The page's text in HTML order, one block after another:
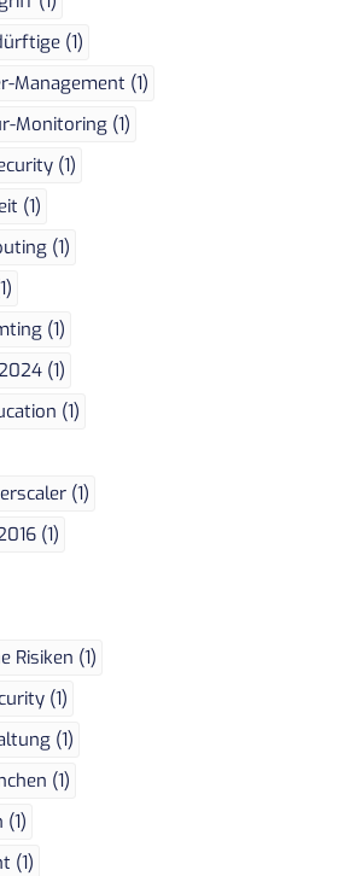
(1)
Management (1)
Monitoring (1)
(1)
(1)
(1)
(1)
(1)
(1)
(1)
(1)
Risiken (1)
(1)
(1)
(1)
(1)